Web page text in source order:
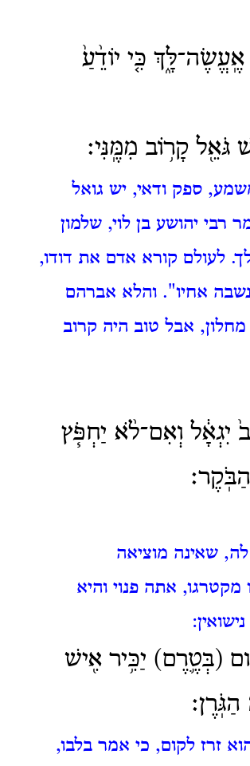
כִּ֤י יוֹדֵ֨עַ֙
גֹּאֵ֖ל קָר֥וֹב מִמֶּֽנִּי׃
ספק ודאי, יש גואל
רבי יהושע בן לוי, שלמון
לעולם קורא אדם את דודו,
אחיו". והלא אברהם
אבל טוב היה קרוב
יִגְאָ֔ל וְאִם־לֹ֨א יַחְפֹּ֧ץ
שאינה מוציאה
מקטרגו, אתה פנוי והיא
(בְּטֶ֛רֶם) יַכִּ֥יר אִ֖ישׁ
זרז לקום, כי אמר בלבו,